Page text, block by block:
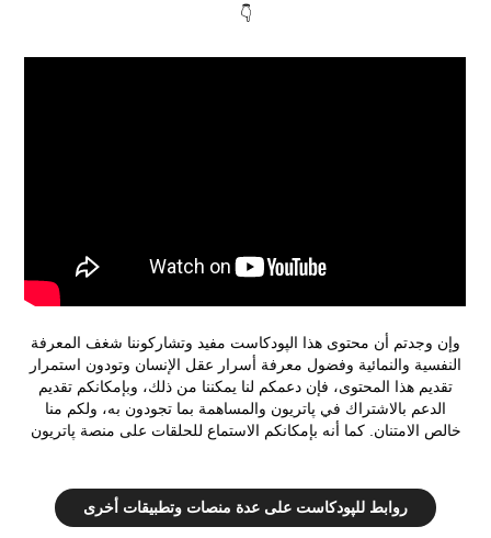
👇
وإن وجدتم أن محتوى هذا الپودكاست مفيد وتشاركوننا شغف المعرفة
النفسية والنمائية وفضول معرفة أسرار عقل الإنسان وتودون استمرار
تقديم هذا المحتوى، فإن دعمكم لنا يمكننا من ذلك، وبإمكانكم تقديم
الدعم بالاشتراك في پاتريون والمساهمة بما تجودون به، ولكم منا
خالص الامتنان. كما أنه بإمكانكم الاستماع للحلقات على منصة پاتريون
روابط للپودكاست على عدة منصات وتطبيقات أخرى